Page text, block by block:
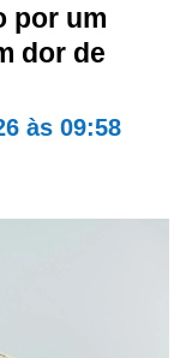
por um
dor de
às 09:58